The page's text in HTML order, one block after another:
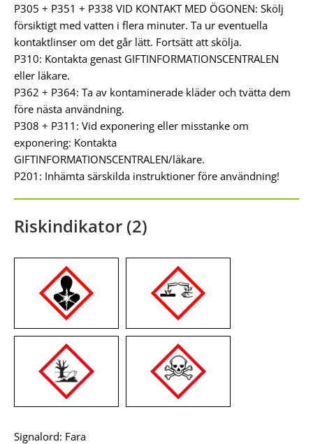
P305 + P351 + P338 VID KONTAKT MED ÖGONEN: Skölj
försiktigt med vatten i flera minuter. Ta ur eventuella
kontaktlinser om det går lätt. Fortsätt att skölja.
P310: Kontakta genast GIFTINFORMATIONSCENTRALEN
eller läkare.
P362 + P364: Ta av kontaminerade kläder och tvätta dem
före nästa användning.
P308 + P311: Vid exponering eller misstanke om
exponering: Kontakta
GIFTINFORMATIONSCENTRALEN/läkare.
P201: Inhämta särskilda instruktioner före användning!
Riskindikator (2)
Signalord: Fara